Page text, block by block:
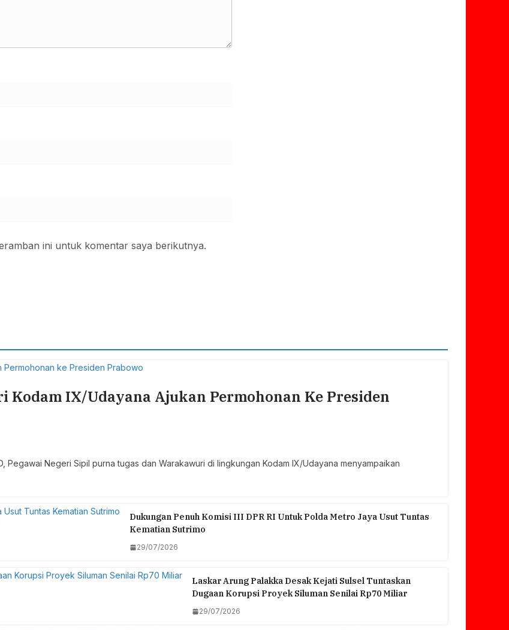
ini untuk komentar saya berikutnya.
IX/Udayana Ajukan Permohonan Ke Presiden
Pegawai Negeri Sipil purna tugas dan Warakawuri di lingkungan Kodam IX/Udayana menyampaikan
Dukungan Penuh Komisi III DPR RI Untuk Polda Metro Jaya Usut Tuntas
Kematian Sutrimo
29/07/2026
Laskar Arung Palakka Desak Kejati Sulsel Tuntaskan
Dugaan Korupsi Proyek Siluman Senilai Rp70 Miliar
29/07/2026